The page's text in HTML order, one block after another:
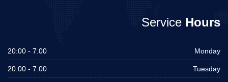
Service Hours
Monday
7.00 - 20:00
Tuesday
7.00 - 20:00